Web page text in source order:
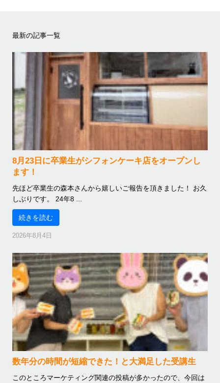
最新の記事一覧
8月23日に卒業生がシフォンケーキ店をオープンし
ます！
先ほど卒業生の森本さんから嬉しいご報告を頂きました！ お久
しぶりです。 24年8 ...
続きを読む
2026年8月4日
数年分の時間が短縮できた！と大満足した受講生
このところマーケティング関連の投稿が多かったので、今回は